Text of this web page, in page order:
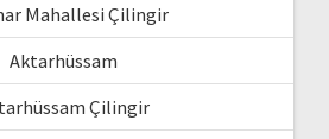
Mahallesi Çilingir
Aktarhüssam
Çilingir